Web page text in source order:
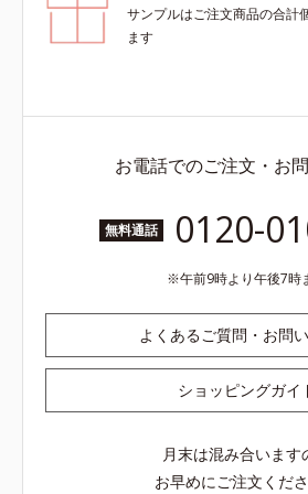
サンプルはご注文商品の合計
ます
お電話でのご注文・お
無料通話 0120-
午前9時より午後7時
よくあるご質問・お問
ショッピングガイ
月末は混み合います
お早めにご注文くださ